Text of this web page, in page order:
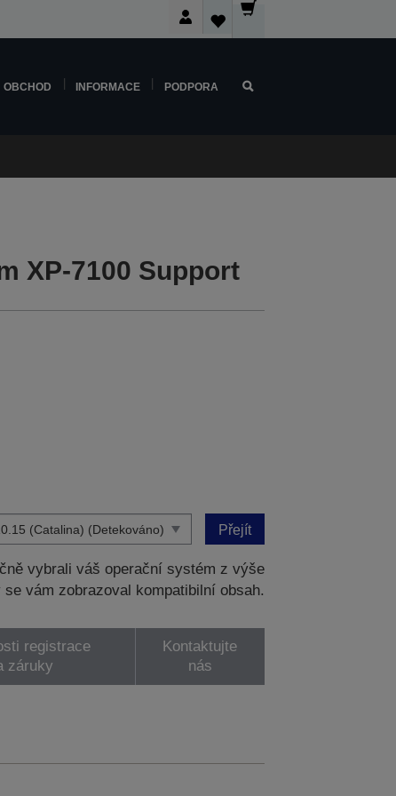
OBCHOD INFORMACE PODPORA
XP-7100 Support
Přejít
vybrali váš operační systém z výše
se vám zobrazoval kompatibilní obsah.
registrace
záruky
Kontaktujte
nás